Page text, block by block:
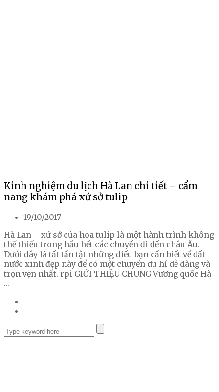
Kinh nghiệm du lịch Hà Lan chi tiết – cẩm
nang khám phá xứ sở tulip
19/10/2017
Hà Lan – xứ sở của hoa tulip là một hành trình không
thể thiếu trong hầu hết các chuyến đi đến châu Âu.
Dưới đây là tất tần tật những điều bạn cần biết về đất
nước xinh đẹp này để có một chuyến du hí dễ dàng và
trọn vẹn nhất. rpi GIỚI THIỆU CHUNG Vương quốc Hà
…